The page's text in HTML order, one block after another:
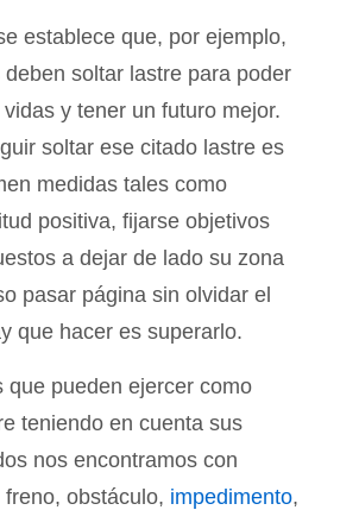
establece que, por ejemplo,
soltar lastre para poder
y tener un futuro mejor.
soltar ese citado lastre es
medidas tales como
positiva, fijarse objetivos
a dejar de lado su zona
pasar página sin olvidar el
que hacer es superarlo.
que pueden ejercer como
teniendo en cuenta sus
nos encontramos con
obstáculo, impedimento,